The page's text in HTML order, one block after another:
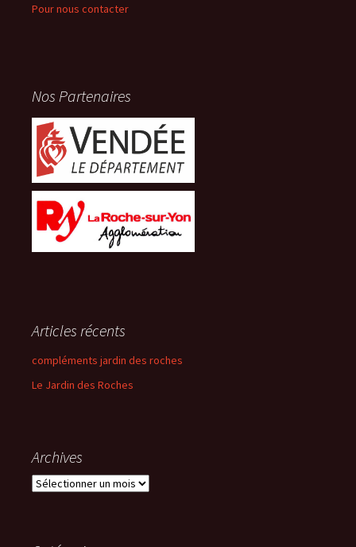
Pour nous contacter
Nos Partenaires
Articles récents
compléments jardin des roches
Le Jardin des Roches
Archives
Archives